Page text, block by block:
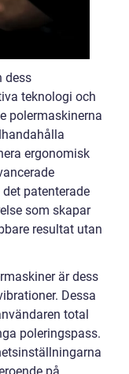
dess
teknologi och
polermaskinerna
ergonomisk
patenterade
som skapar
resultat utan
är dess
Dessa
total
poleringspass.